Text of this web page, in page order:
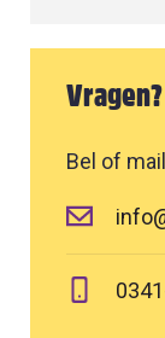
Vragen?
Bel of